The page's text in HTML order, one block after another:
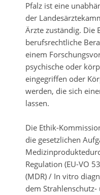
Pfalz ist eine
der
Ärzte zuständig. Die
berufsrechtliche
einem
psychische oder
eingegriffen oder
werden, die sich
lassen.
Die Ethik-
die gesetzlichen
Regulation (EU-VO
(MDR) / In vitro
dem Strahlenschutz-